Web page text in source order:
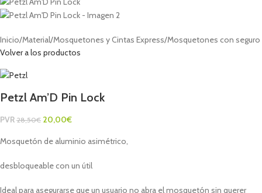
Inicio/Material/Mosquetones y Cintas Express/Mosquetones con seguro
Volver a los productos
Petzl Am’D Pin Lock
PVR 28,50€ 20,00€
Mosquetón de aluminio asimétrico,
desbloqueable con un útil
Ideal para asegurarse que un usuario no abra el mosquetón sin querer